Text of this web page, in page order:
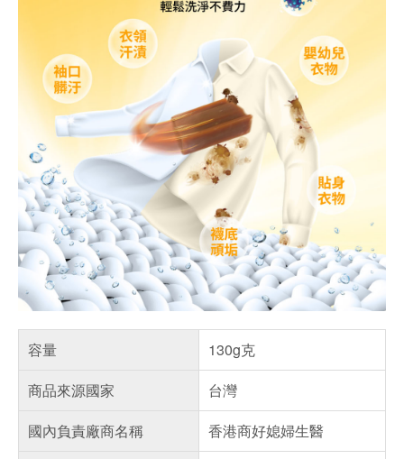
容量
130g克
商品來源國家
台灣
國內負責廠商名稱
香港商好媳婦生醫